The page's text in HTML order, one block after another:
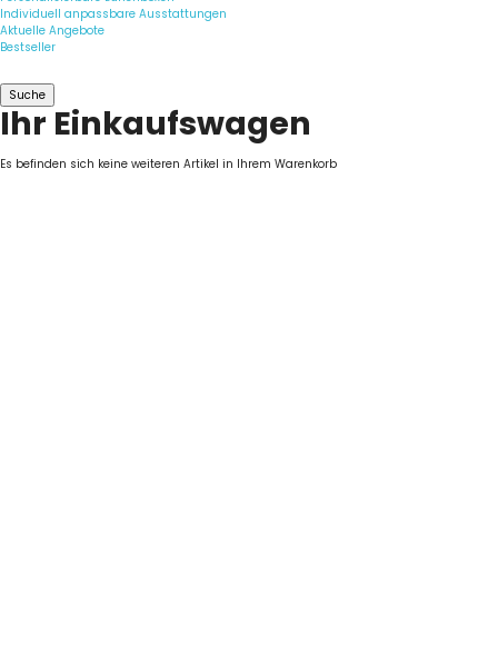
Individuell anpassbare Ausstattungen
Aktuelle Angebote
Bestseller
Suche
Ihr Einkaufswagen
Es befinden sich keine weiteren Artikel in Ihrem Warenkorb